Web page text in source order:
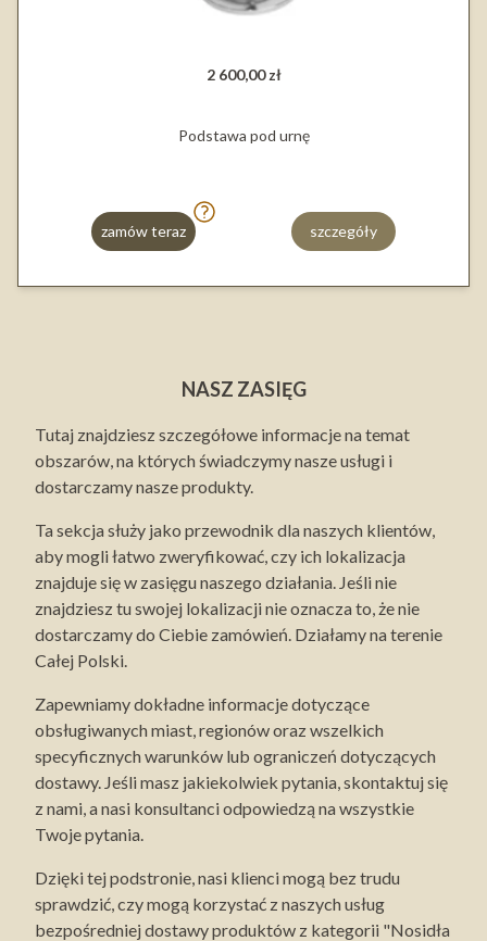
2 600,00 zł
Podstawa pod urnę
zamów teraz szczegóły
NASZ ZASIĘG
Tutaj znajdziesz szczegółowe informacje na temat
obszarów, na których świadczymy nasze usługi i
dostarczamy nasze produkty.
Ta sekcja służy jako przewodnik dla naszych klientów,
aby mogli łatwo zweryfikować, czy ich lokalizacja
znajduje się w zasięgu naszego działania. Jeśli nie
znajdziesz tu swojej lokalizacji nie oznacza to, że nie
dostarczamy do Ciebie zamówień. Działamy na terenie
Całej Polski.
Zapewniamy dokładne informacje dotyczące
obsługiwanych miast, regionów oraz wszelkich
specyficznych warunków lub ograniczeń dotyczących
dostawy. Jeśli masz jakiekolwiek pytania, skontaktuj się
z nami, a nasi konsultanci odpowiedzą na wszystkie
Twoje pytania.
Dzięki tej podstronie, nasi klienci mogą bez trudu
sprawdzić, czy mogą korzystać z naszych usług
bezpośredniej dostawy produktów z kategorii "Nosidła